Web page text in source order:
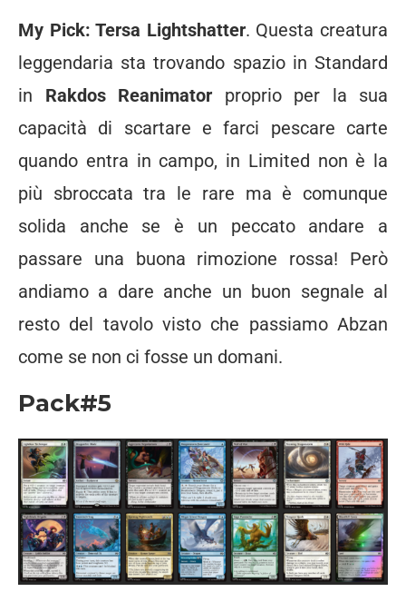
My Pick: Tersa Lightshatter. Questa creatura
leggendaria sta trovando spazio in Standard
in Rakdos Reanimator proprio per la sua
capacità di scartare e farci pescare carte
quando entra in campo, in Limited non è la
più sbroccata tra le rare ma è comunque
solida anche se è un peccato andare a
passare una buona rimozione rossa! Però
andiamo a dare anche un buon segnale al
resto del tavolo visto che passiamo Abzan
come se non ci fosse un domani.
Pack#5